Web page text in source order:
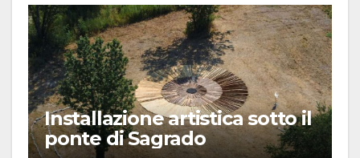
Installazione artistica sotto il
ponte di Sagrado